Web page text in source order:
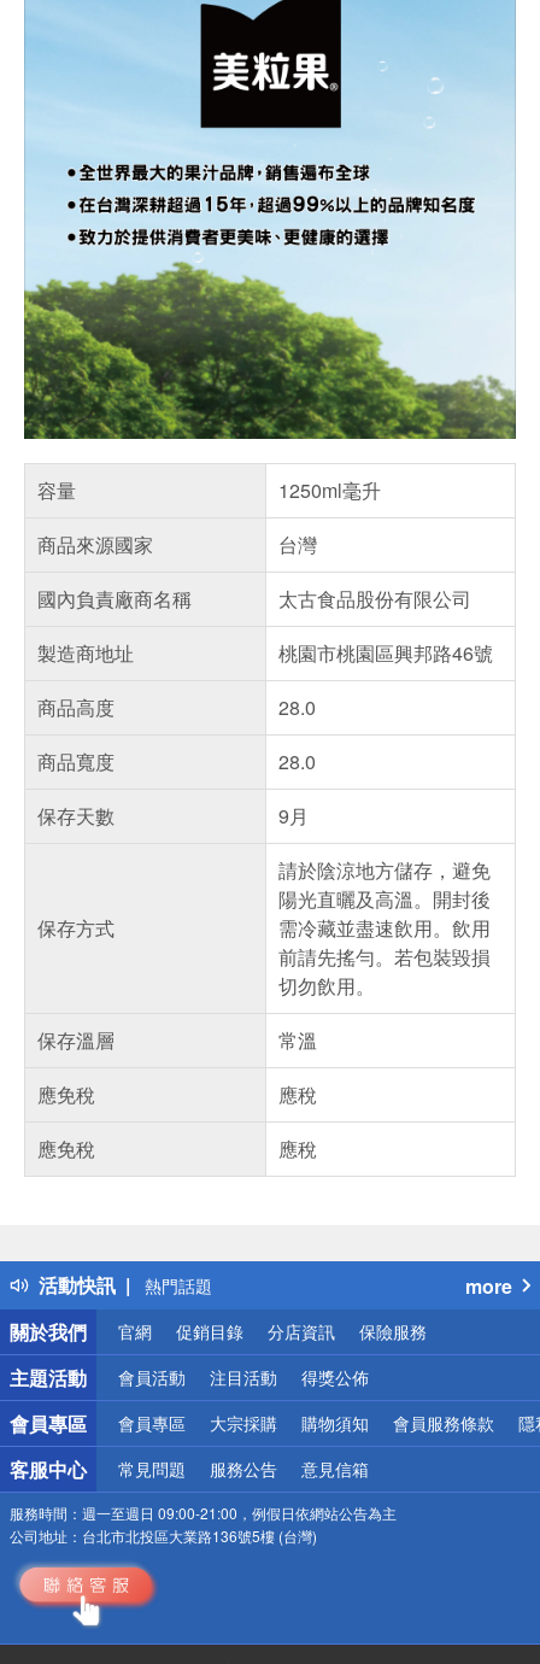
容量
1250ml毫升
商品來源國家
台灣
國內負責廠商名稱
太古食品股份有限公司
製造商地址
桃園市桃園區興邦路46號
商品高度
28.0
商品寬度
28.0
保存天數
9月
保存方式
請於陰涼地方儲存，避免
陽光直曬及高溫。開封後
需冷藏並盡速飲用。飲用
前請先搖勻。若包裝毀損
切勿飲用。
保存溫層
常溫
應免稅
應稅
應免稅
應稅
活動快訊
得獎公告
熱門話題
銀行優惠
偏遠地區配送
詐騙網頁！請小心！
more
關於我們
官網 促銷目錄 分店資訊 保險服務
主題活動 會員活動 注目活動 得獎公佈
會員專區 會員專區 大宗採購 購物須知 會員服務條款 隱
客服中心 常見問題 服務公告 意見信箱
服務時間： 週一至週日 09:00-21:00，例假日依網站公告為主
公司地址： 台北市北投區大業路136號5樓 (台灣)